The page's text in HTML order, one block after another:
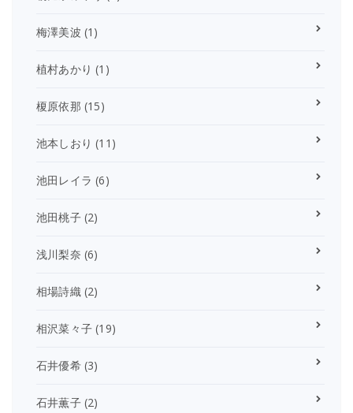
梅澤美波 (1)
植村あかり (1)
榎原依那 (15)
池本しおり (11)
池田レイラ (6)
池田桃子(2)
浅川梨奈 (6)
相場詩織(2)
相沢菜々子 (19)
石井優希(3)
石井薫子(2)